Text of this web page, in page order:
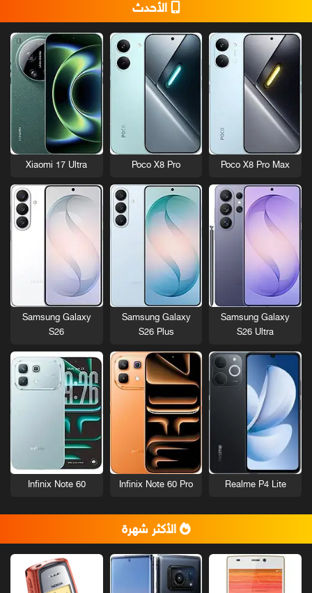
الأحدث
Poco X8 Pro Max
Poco X8 Pro
Xiaomi 17 Ultra
Samsung Galaxy
S26 Ultra
Samsung Galaxy
S26 Plus
Samsung Galaxy
S26
Realme P4 Lite
Infinix Note 60 Pro
Infinix Note 60
الأكثر شهرة